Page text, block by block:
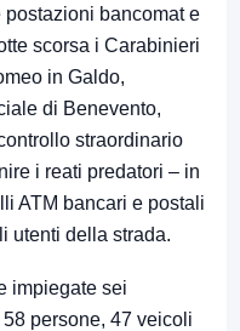
bancomat e
scorsa i Carabinieri
in Galdo,
di Benevento,
straordinario
i reati predatori – in
ATM bancari e postali
utenti della strada.
impiegate sei
persone, 47 veicoli